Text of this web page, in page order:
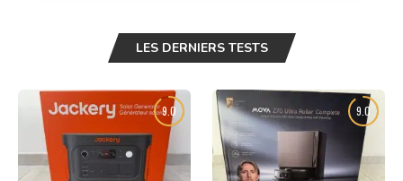
LES DERNIERS TESTS
9.0 9.0